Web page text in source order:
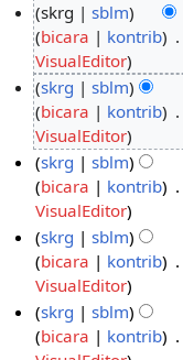
p
2
skrg sblm
bicara
kontrib
T
i
d
a
k
a
d
a
r
i
n
g
k
VisualEditor
J
u
skrg sblm
bicara
kontrib
T
i
d
a
k
a
d
a
r
i
VisualEditor
D
e
skrg sblm
bicara
kontrib
T
i
d
a
k
a
d
VisualEditor
skrg
sblm
bicara
kontrib
T
i
d
VisualEditor
skrg sblm
bicara
kontrib